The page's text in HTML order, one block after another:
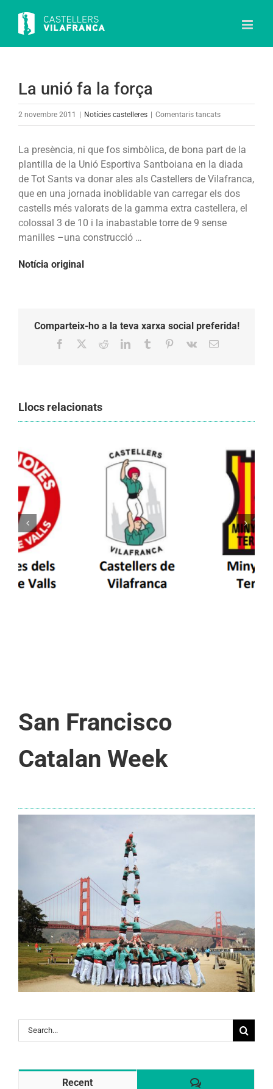
content
La unió fa la força
2 novembre 2011 Notícies castelleres Comentaris tancatsa
La presència, ni que fos simbòlica, de bona part de la
plantilla de la Unió Esportiva Santboiana en la diada
de Tot Sants va donar ales als Castellers de Vilafranca,
que en una jornada inoblidable van carregar els dos
castells més valorats de la gamma extra castellera, el
colossal 3 de 10 i la inabastable torre de 9 sense
manilles –una construcció …
Notícia original
Comparteix-ho a la teva xarxa social preferida!
Facebook RedditLinkedInTumblr Pinterest
Vk Email:
Llocs relacionats
Els Castellers de Vilafranca unieixen tradició i
patrimoni en un viatge de colla a la Vall
d’Aran i a la Vall de Boí
San Francisco
Catalan Week
Search
for:
Recent Comentaris